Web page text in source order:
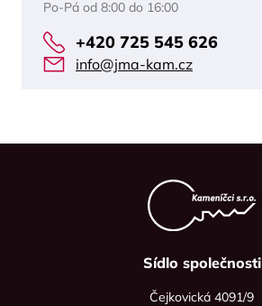
Po-Pá od 8:00 do 16:00
+420 725 545 626
info@jma-kam.cz
Sídlo společnosti
Čejkovická 4091/9